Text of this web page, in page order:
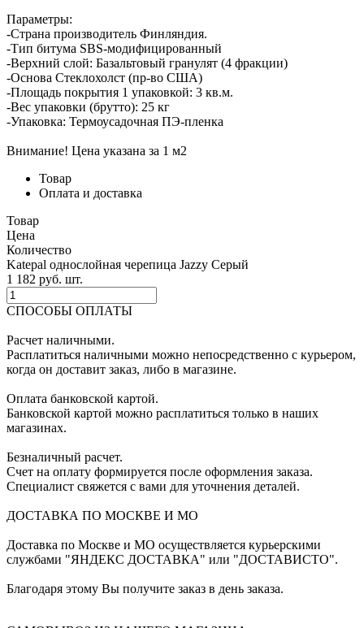
Параметры:
-Страна производитель Финляндия.
-Тип битума SBS-модифицированный
-Верхний слой: Базальтовый гранулят (4 фракции)
-Основа Стеклохолст (пр-во США)
-Площадь покрытия 1 упаковкой: 3 кв.м.
-Вес упаковки (брутто): 25 кг
-Упаковка: Термоусадочная ПЭ-пленка
Внимание! Цена указана за 1 м2
Товар
Оплата и доставка
Товар
Цена
Количество
Katepal однослойная черепица Jazzy Серый
1 182 pуб. шт.
СПОСОБЫ ОПЛАТЫ
Расчет наличными.
Расплатиться наличными можно непосредственно с курьером,
когда он доставит заказ, либо в магазине.
Оплата банковской картой.
Банковской картой можно расплатиться только в наших
магазинах.
Безналичный расчет.
Счет на оплату формируется после оформления заказа.
Специалист свяжется с вами для уточнения деталей.
ДОСТАВКА ПО МОСКВЕ И МО
Доставка по Москве и МО осуществляется курьерскими
службами "ЯНДЕКС ДОСТАВКА" или "ДОСТАВИСТО".
Благодаря этому Вы получите заказ в день заказа.